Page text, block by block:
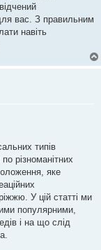
вас. З правильним
навіть
типів
різноманітних
яке
У цій статті ми
популярними,
і на що слід